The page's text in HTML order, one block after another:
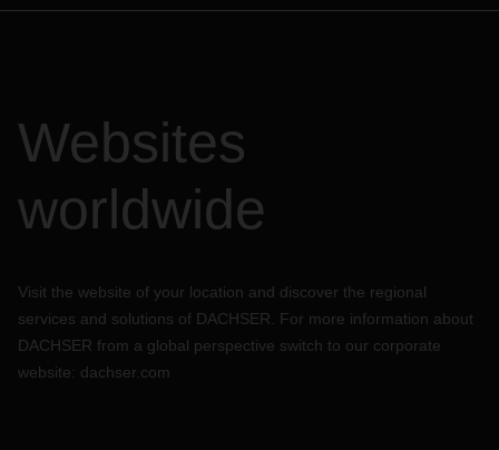
Websites
worldwide
Visit the website of your location and discover the regional
services and solutions of DACHSER. For more information about
DACHSER from a global perspective switch to our corporate
website: dachser.com